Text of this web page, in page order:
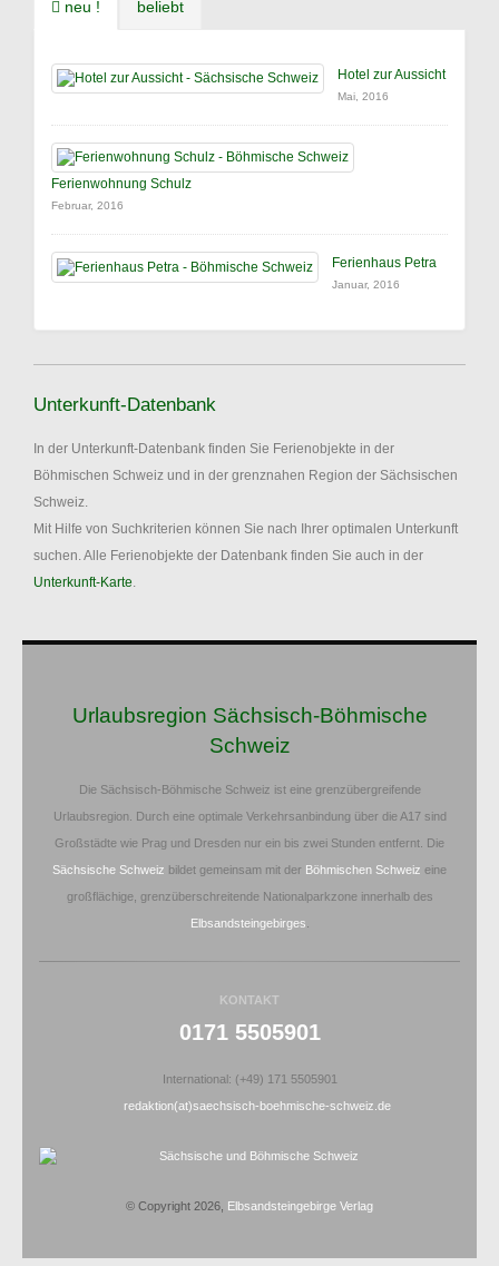
neu ! beliebt
Hotel zur Aussicht
Mai, 2016
Ferienwohnung Schulz
Februar, 2016
Ferienhaus Petra
Januar, 2016
Unterkunft-Datenbank
In der Unterkunft-Datenbank finden Sie Ferienobjekte in der
Böhmischen Schweiz und in der grenznahen Region der Sächsischen
Schweiz.
Mit Hilfe von Suchkriterien können Sie nach Ihrer optimalen Unterkunft
suchen. Alle Ferienobjekte der Datenbank finden Sie auch in der
Unterkunft-Karte.
Urlaubsregion Sächsisch-Böhmische
Schweiz
Die Sächsisch-Böhmische Schweiz ist eine grenzübergreifende
Urlaubsregion. Durch eine optimale Verkehrsanbindung über die A17 sind
Großstädte wie Prag und Dresden nur ein bis zwei Stunden entfernt. Die
Sächsische Schweiz bildet gemeinsam mit der Böhmischen Schweiz eine
großflächige, grenzüberschreitende Nationalparkzone innerhalb des
Elbsandsteingebirges
KONTAKT
0171 5505901
International: (+49) 171 5505901
redaktion(at)saechsisch-boehmische-schweiz.de
© Copyright 2026, Elbsandsteingebirge Verlag